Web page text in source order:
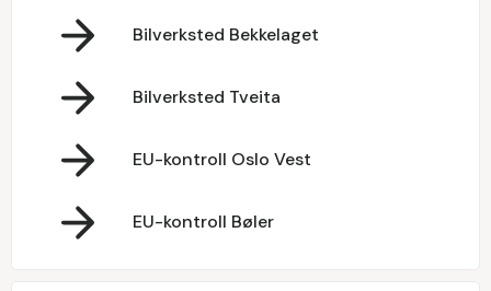
Bilverksted Bekkelaget
Bilverksted Tveita
EU-kontroll Oslo Vest
EU-kontroll Bøler